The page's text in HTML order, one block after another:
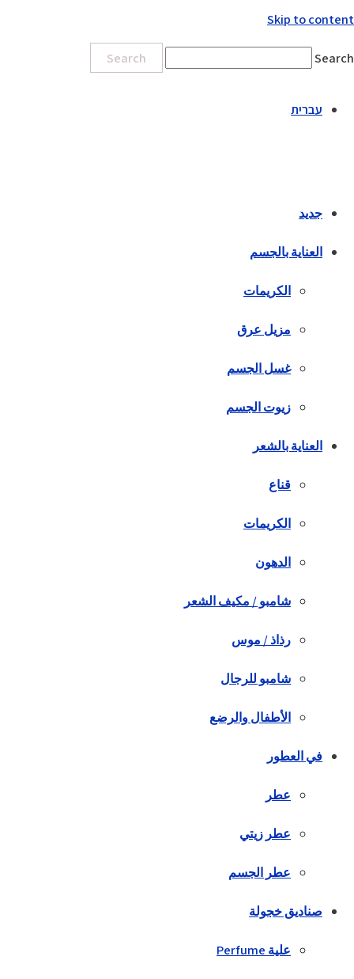
Skip to content
Search
Search
עברית
جديد
العناية بالجسم
الكريمات
مزيل عرق
غسل الجسم
زيوت الجسم
العناية بالشعر
قناع
الكريمات
الدهون
شامبو / مكيف الشعر
رذاذ / موس
شامبو للرجال
الأطفال والرضع
في العطور
عطر
عطر زيتي
عطر الجسم
صناديق خجولة
علية Perfume